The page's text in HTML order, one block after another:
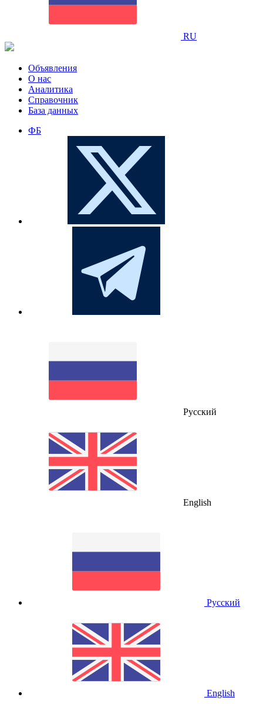
RU
Объявления
О нас
Аналитика
Справочник
База данных
ФБ
Русский
English
Русский
English